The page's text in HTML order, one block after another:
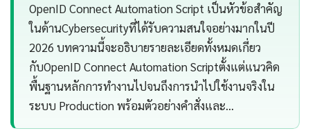
OpenID Connect Automation Script เป็นหัวข้อสำคัญ
ในด้านCybersecurityที่ได้รับความสนใจอย่างมากในปี
2026 บทความนี้จะอธิบายรายละเอียดทั้งหมดเกี่ยว
กับOpenID Connect Automation Scriptตั้งแต่แนวคิด
พื้นฐานหลักการทำงานไปจนถึงการนำไปใช้งานจริงใน
ระบบ Production พร้อมตัวอย่างคำสั่งและ…